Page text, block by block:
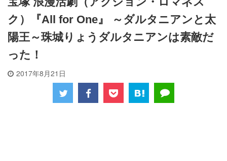
ク）『All for One』 ～ダルタニアンと太
陽王～珠城りょうダルタニアンは素敵だ
った！
2017年8月21日